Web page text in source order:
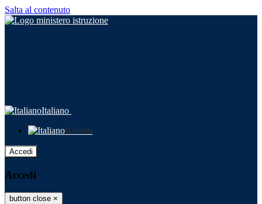
Salta al contenuto
Italiano
Italiano
Accedi
Accedi
button close ×